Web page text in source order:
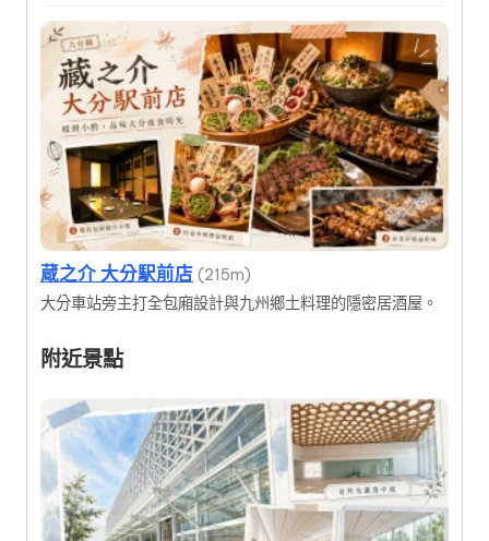
蔵之介 大分駅前店 (215m)
大分車站旁主打全包廂設計與九州鄉土料理的隱密居酒屋。
附近景點